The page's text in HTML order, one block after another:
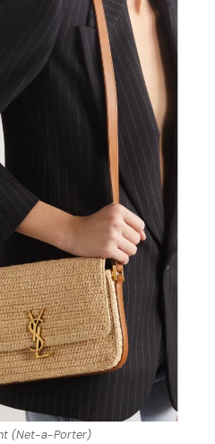
(Net-a-Porter)